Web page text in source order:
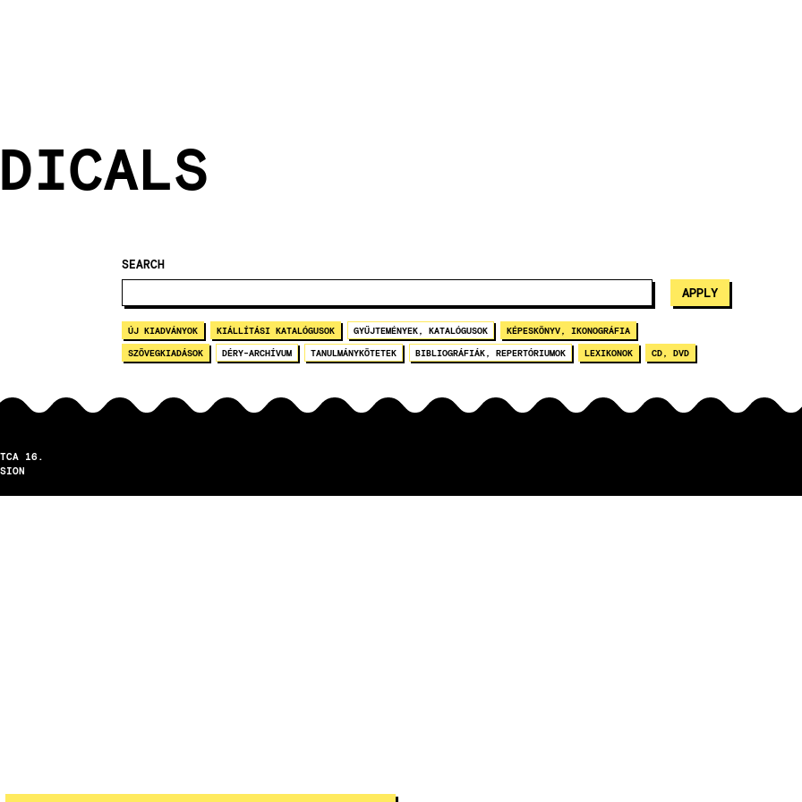
SEARCH
ÚJ KIADVÁNYOK KIÁLLÍTÁSI KATALÓGUSOK GYŰJTEMÉNYEK, KATALÓGUSOK KÉPESKÖNYV, IKONOGRÁFIA
SZÖVEGKIADÁSOK DÉRY-ARCHÍVUM TANULMÁNYKÖTETEK BIBLIOGRÁFIÁK, REPERTÓRIUMOK LEXIKONOK CD, DVD
16.